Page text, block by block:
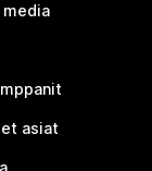
asiat